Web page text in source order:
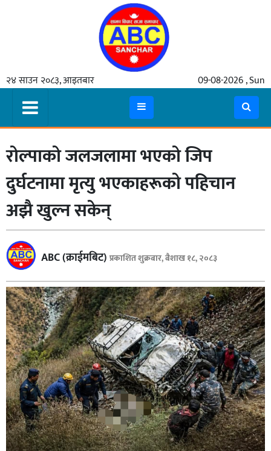
२४ साउन २०८३, आइतबार 09-08-2026 , Sun
समाचार
मुख्य
समाचार
कुटनीती
अर्थ
रसरङ्ग
यौन/
स्वास्थ्य
भिडियो
बिशेष
भिडियो
पत्रपत्रिका
खेलकुद
बिश्व
अचम्म
दुनिया
रोल्पाको जलजलामा भएको जिप
दुर्घटनामा मृत्यु भएकाहरूको पहिचान
अझै खुल्न सकेन्
ABC (क्राईमबिट) प्रकाशित शुक्रबार, बैशाख १८, २०८३